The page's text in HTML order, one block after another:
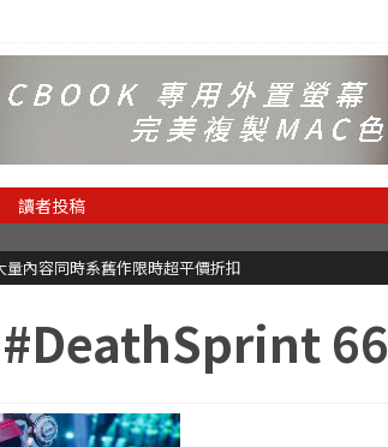
讀者投稿
量內容同時系舊作限時超平價折扣
#DeathSprint 66